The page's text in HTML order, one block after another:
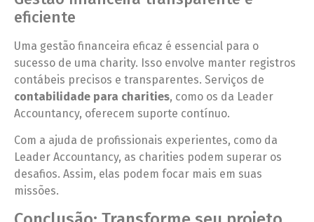
eficiente
Uma gestão financeira eficaz é essencial para o
sucesso de uma charity. Isso envolve manter registros
contábeis precisos e transparentes. Serviços de
contabilidade para charities, como os da Leader
Accountancy, oferecem suporte contínuo.
Com a ajuda de profissionais experientes, como da
Leader Accountancy, as charities podem superar os
desafios. Assim, elas podem focar mais em suas
missões.